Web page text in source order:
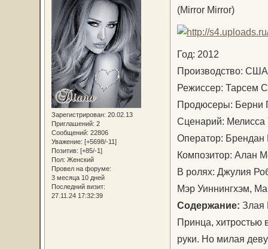
Зарегистрирован: 20.02.13
Приглашений: 2
Сообщений: 22806
Уважение: [+5698/-11]
Позитив: [+85/-1]
Пол: Женский
Провел на форуме:
3 месяца 10 дней
Последний визит:
27.11.24 17:32:39
(Mirror Mirror)
Год: 2012
Производство:
Режиссер: Тарсем
Продюсеры: Берни
Сценарий:
Оператор:
Композитор: Алан
В ролях: Джулия
Мэр Уиннингхэм,
Содержание: Злая
Принца, хитростью
руки. Но милая